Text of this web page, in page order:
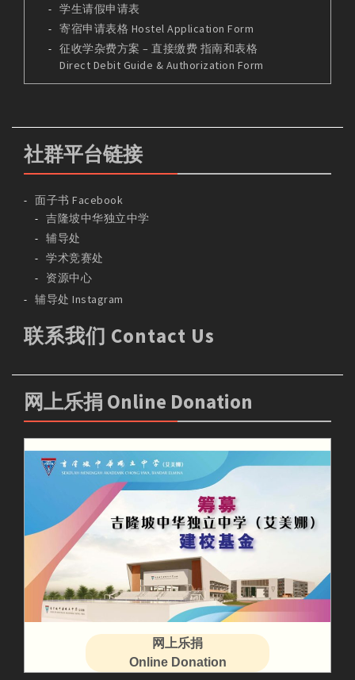
学生请假申请表
寄宿申请表格 Hostel Application Form
征收学杂费方案 – 直接缴费 指南和表格
Direct Debit Guide & Authorization Form
社群平台链接
面子书 Facebook
吉隆坡中华独立中学
辅导处
学术竞赛处
资源中心
辅导处 Instagram
联系我们 Contact Us
网上乐捐 Online Donation
网上乐捐
Online Donation